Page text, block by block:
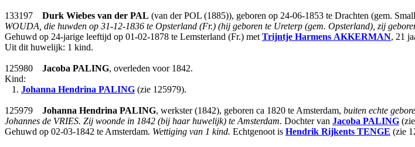
133197 Durk Wiebes van der PAL (van der POL (1885)), geboren op 24-06-1853 te Drachten (gem.
WOUDA, die huwden op 31-12-1836 te Opsterland (Fr.) (hij geboren te Ureterp (gem. Opsterland), zij
Gehuwd op 24-jarige leeftijd op 01-02-1878 te Lemsterland (Fr.) met Trijntje Harmens AKKERMAN, 21
Uit dit huwelijk: 1 kind.
125980 Jacoba PALING, overleden voor 1842.
Kind:
1. Johanna Hendrina PALING (zie 125979).
125979 Johanna Hendrina PALING, werkster (1842), geboren ca 1820 te Amsterdam, buiten echte
Johannes de VRIES. Zij woonde in 1842 (bij haar huwelijk) te Amsterdam. Dochter van Jacoba PALING
Gehuwd op 02-03-1842 te Amsterdam. Wettiging van 1 kind. Echtgenoot is Hendrik Rijkents TENGE (zie